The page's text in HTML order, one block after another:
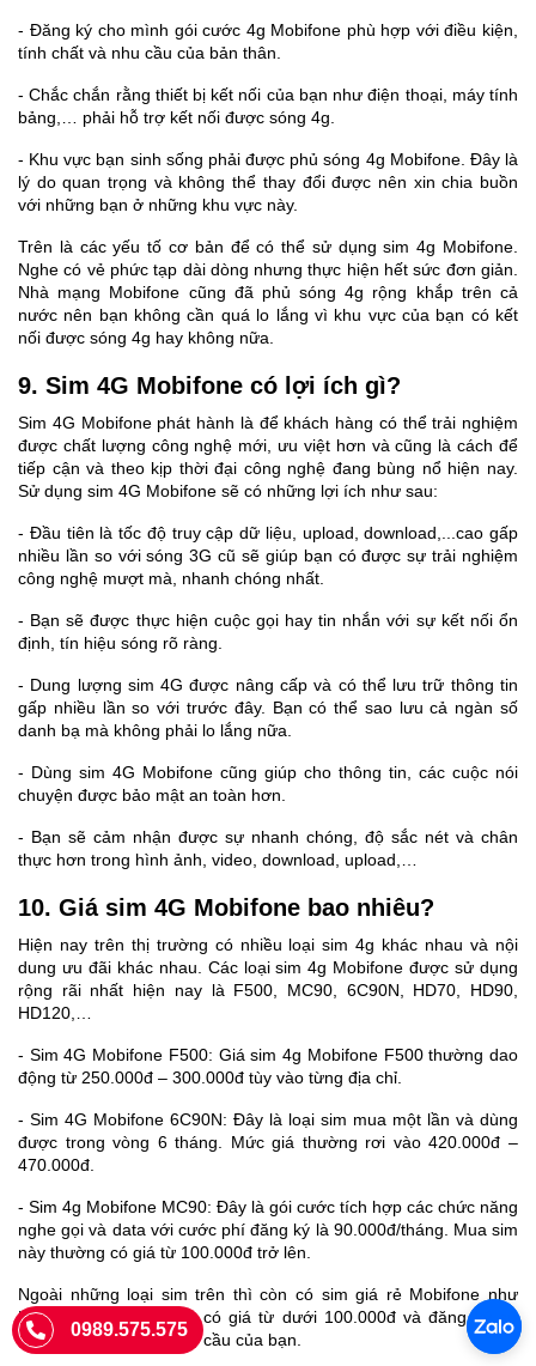
- Đăng ký cho mình gói cước 4g Mobifone phù hợp với điều kiện,
tính chất và nhu cầu của bản thân.
- Chắc chắn rằng thiết bị kết nối của bạn như điện thoại, máy tính
bảng,… phải hỗ trợ kết nối được sóng 4g.
- Khu vực bạn sinh sống phải được phủ sóng 4g Mobifone. Đây là
lý do quan trọng và không thể thay đổi được nên xin chia buồn
với những bạn ở những khu vực này.
Trên là các yếu tố cơ bản để có thể sử dụng sim 4g Mobifone.
Nghe có vẻ phức tạp dài dòng nhưng thực hiện hết sức đơn giản.
Nhà mạng Mobifone cũng đã phủ sóng 4g rộng khắp trên cả
nước nên bạn không cần quá lo lắng vì khu vực của bạn có kết
nối được sóng 4g hay không nữa.
9. Sim 4G Mobifone có lợi ích gì?
Sim 4G Mobifone phát hành là để khách hàng có thể trải nghiệm
được chất lượng công nghệ mới, ưu việt hơn và cũng là cách để
tiếp cận và theo kịp thời đại công nghệ đang bùng nổ hiện nay.
Sử dụng sim 4G Mobifone sẽ có những lợi ích như sau:
- Đầu tiên là tốc độ truy cập dữ liệu, upload, download,...cao gấp
nhiều lần so với sóng 3G cũ sẽ giúp bạn có được sự trải nghiệm
công nghệ mượt mà, nhanh chóng nhất.
- Bạn sẽ được thực hiện cuộc gọi hay tin nhắn với sự kết nối ổn
định, tín hiệu sóng rõ ràng.
- Dung lượng sim 4G được nâng cấp và có thể lưu trữ thông tin
gấp nhiều lần so với trước đây. Bạn có thể sao lưu cả ngàn số
danh bạ mà không phải lo lắng nữa.
- Dùng sim 4G Mobifone cũng giúp cho thông tin, các cuộc nói
chuyện được bảo mật an toàn hơn.
- Bạn sẽ cảm nhận được sự nhanh chóng, độ sắc nét và chân
thực hơn trong hình ảnh, video, download, upload,…
10. Giá sim 4G Mobifone bao nhiêu?
Hiện nay trên thị trường có nhiều loại sim 4g khác nhau và nội
dung ưu đãi khác nhau. Các loại sim 4g Mobifone được sử dụng
rộng rãi nhất hiện nay là F500, MC90, 6C90N, HD70, HD90,
HD120,…
- Sim 4G Mobifone F500: Giá sim 4g Mobifone F500 thường dao
động từ 250.000đ – 300.000đ tùy vào từng địa chỉ.
- Sim 4G Mobifone 6C90N: Đây là loại sim mua một lần và dùng
được trong vòng 6 tháng. Mức giá thường rơi vào 420.000đ –
470.000đ.
- Sim 4g Mobifone MC90: Đây là gói cước tích hợp các chức năng
nghe gọi và data với cước phí đăng ký là 90.000đ/tháng. Mua sim
này thường có giá từ 100.000đ trở lên.
Ngoài những loại sim trên thì còn có sim giá rẻ Mobifone như
HD70, HD90, HD120,…có giá từ dưới 100.000đ và đăng ký sử
dụng gói cước theo nhu cầu của bạn.
0989.575.575